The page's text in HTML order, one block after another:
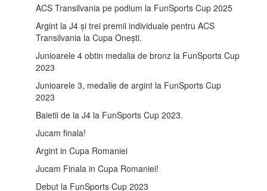
ACS Transilvania pe podium la FunSports Cup 2025
Argint la J4 și trei premii individuale pentru ACS
Transilvania la Cupa Onești.
Junioarele 4 obtin medalia de bronz la FunSports Cup
2023
Junioarele 3, medalie de argint la FunSports Cup
2023
Baietii de la J4 la FunSports Cup 2023.
Jucam finala!
Argint in Cupa Romaniei
Jucam Finala in Cupa Romaniei!
Debut la FunSports Cup 2023